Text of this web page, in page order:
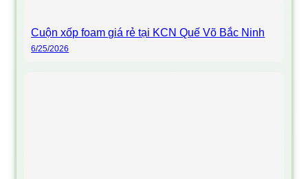
Cuộn xốp foam giá rẻ tại KCN Quế Võ Bắc Ninh
6/25/2026